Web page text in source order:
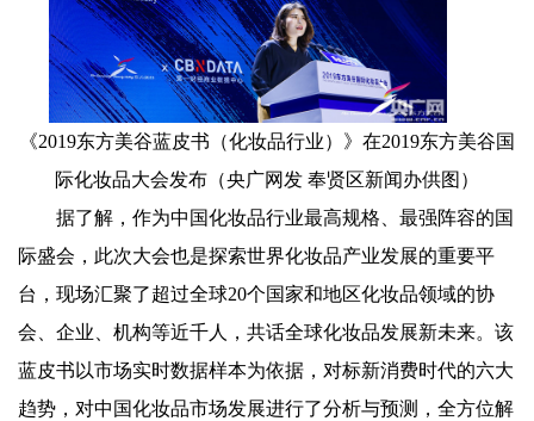
《2019东方美谷蓝皮书（化妆品行业）》在2019东方美谷国
际化妆品大会发布（央广网发 奉贤区新闻办供图）
据了解，作为中国化妆品行业最高规格、最强阵容的国
际盛会，此次大会也是探索世界化妆品产业发展的重要平
台，现场汇聚了超过全球20个国家和地区化妆品领域的协
会、企业、机构等近千人，共话全球化妆品发展新未来。该
蓝皮书以市场实时数据样本为依据，对标新消费时代的六大
趋势，对中国化妆品市场发展进行了分析与预测，全方位解